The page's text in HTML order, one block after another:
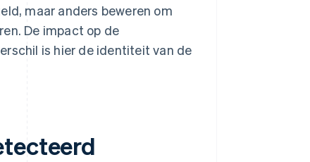
maar anders beweren om
De impact op de
is hier de identiteit van de